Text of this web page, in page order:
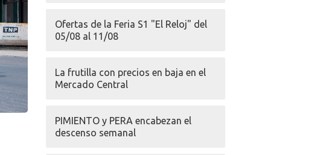
Ofertas de la Feria S1 "El Reloj" del
05/08 al 11/08
La frutilla con precios en baja en el
Mercado Central
PIMIENTO y PERA encabezan el
descenso semanal